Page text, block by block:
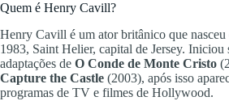
Quem é Henry Cavill?
Henry Cavill é um ator britânico que nasceu
1983, Saint Helier, capital de Jersey. Iniciou
adaptações de O Conde de Monte Cristo
Capture the Castle (2003), após isso
programas de TV e filmes de Hollywood.